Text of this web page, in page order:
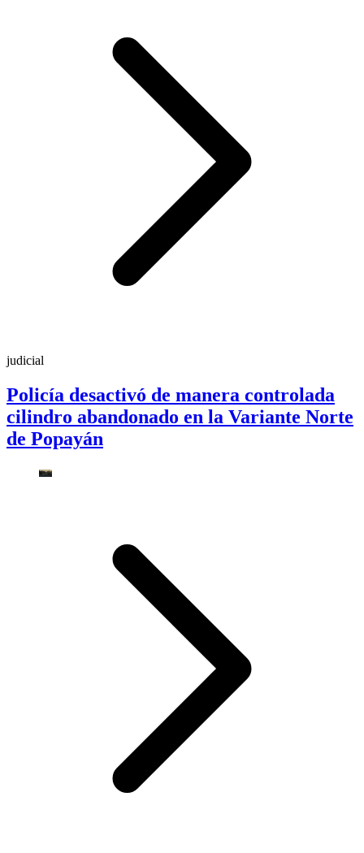
judicial
Policía desactivó de manera controlada
cilindro abandonado en la Variante Norte
de Popayán